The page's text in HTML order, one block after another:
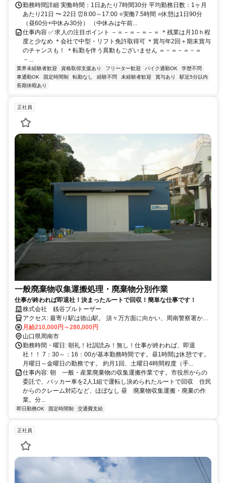
勤務時間詳細 実働時間：1日あたり7時間30分 平均勤務日数：1ヶ月
あたり21日 〜 22日 ⏰8:00～17:00 ⭐実働7.5時間 ⭐休憩は1日90分
（昼60分+中休み30分） （中休みは午前...
仕事内容 ✅ 求人の注目ポイント －＝－＝－＝－＝ ＊残業は月10ｈ程
度と少なめ ＊会社で中型・リフト免許取得可 ＊賞与年2回＋期末賞与
のチャンスも！ ＊転勤を伴う異動もございません ＝－＝－＝－＝
－...
業界未経験者歓迎 資格取得支援あり フリーター歓迎 バイク通勤OK
学歴不問
車通勤OK
固定時間制 転勤なし 経験不問 未経験者歓迎 賞与あり
駅近5分以内
長期休暇あり
正社員
一般廃棄物収集運搬処理・廃棄物分別作業
仕事が終われば即退社！決まったルートで回収！簡単な仕事です！
株式会社 銭谷ブルトーザー
アクセス: 最寄り駅は徳山駅。 須々万方面に向かい、周南警察署から
約500メートル程度で本社が所在地です。
月給210,000円～280,000円
山口県周南市
勤務時間・曜日: 朝礼！社訓読み！無し！仕事が終われば、即退
社！！ 7：30～：16：00が基本勤務時間です。昼1時間は休憩です。​
月曜日～金曜日の勤務です。 約月1回、土曜日4時間程度（手...
仕事内容: 朝 一般・産業廃棄物の収集運搬作業です。市役所からの
委託で、パッカー車を2人1組で運転し決められたルートで回収 住民
からのクレーム対応など、ほぼなし 昼 廃棄物収集運搬・廃棄の作
業。分...
即日勤務OK 固定時間制 交通費支給
正社員